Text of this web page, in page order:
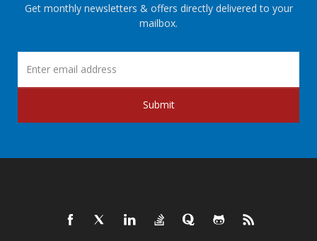
Get monthly newsletters & offers directly delivered to your
mailbox.
Submit